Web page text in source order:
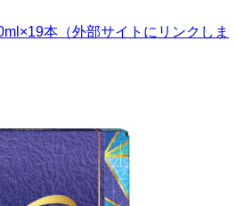
本（外部サイトにリンクしま